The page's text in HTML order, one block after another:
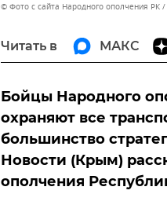
© Фото с сайта Народного ополчения РК
Читать в МАКС
Бойцы Народного
охраняют все
большинство
Новости (Крым)
ополчения